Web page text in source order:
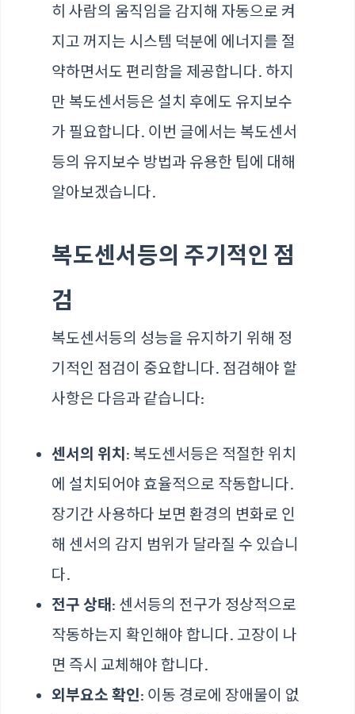
히 사람의 움직임을 감지해 자동으로 켜
지고 꺼지는 시스템 덕분에 에너지를 절
약하면서도 편리함을 제공합니다. 하지
만 복도센서등은 설치 후에도 유지보수
가 필요합니다. 이번 글에서는 복도센서
등의 유지보수 방법과 유용한 팁에 대해
알아보겠습니다.
복도센서등의 주기적인 점
검
복도센서등의 성능을 유지하기 위해 정
기적인 점검이 중요합니다. 점검해야 할
사항은 다음과 같습니다:
센서의 위치 : 복도센서등은 적절한 위치
에 설치되어야 효율적으로 작동합니다.
장기간 사용하다 보면 환경의 변화로 인
해 센서의 감지 범위가 달라질 수 있습니
다.
전구 상태 : 센서등의 전구가 정상적으로
작동하는지 확인해야 합니다. 고장이 나
면 즉시 교체해야 합니다.
외부요소 확인: 이동 경로에 장애물이 없